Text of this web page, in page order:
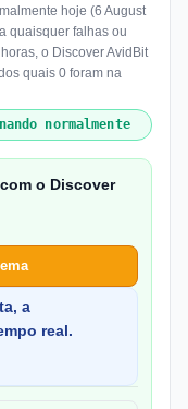
hoje (6 August
quaisquer falhas ou
o Discover AvidBit
quais 0 foram na
normalmente
o Discover
a
real.